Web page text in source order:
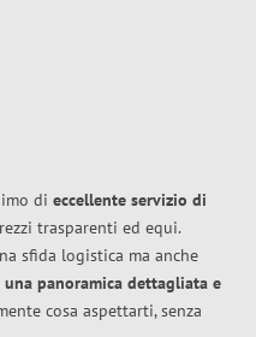
di eccellente servizio di
trasparenti ed equi.
sfida logistica ma anche
una panoramica dettagliata e
cosa aspettarti, senza